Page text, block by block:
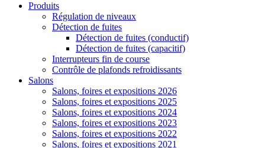
Produits
Régulation de niveaux
Détection de fuites
Détection de fuites (conductif)
Détection de fuites (capacitif)
Interrupteurs fin de course
Contrôle de plafonds refroidissants
Salons
Salons, foires et expositions 2026
Salons, foires et expositions 2025
Salons, foires et expositions 2024
Salons, foires et expositions 2023
Salons, foires et expositions 2022
Salons, foires et expositions 2021